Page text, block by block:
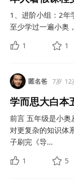
1、进阶小组：2年
至少学过一遍小奥
1
1
匿名爸 7岁 12
学而思大白本
前言 五年级是小奥
对更复杂的知识体
子刷完《导...
1
5